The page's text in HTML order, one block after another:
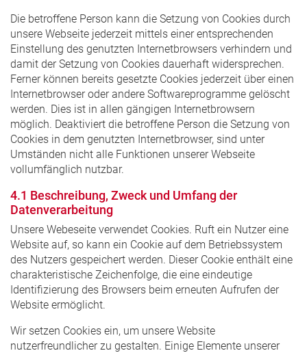
Die betroffene Person kann die Setzung von Cookies durch
unsere Webseite jederzeit mittels einer entsprechenden
Einstellung des genutzten Internetbrowsers verhindern und
damit der Setzung von Cookies dauerhaft widersprechen.
Ferner können bereits gesetzte Cookies jederzeit über einen
Internetbrowser oder andere Softwareprogramme gelöscht
werden. Dies ist in allen gängigen Internetbrowsern
möglich. Deaktiviert die betroffene Person die Setzung von
Cookies in dem genutzten Internetbrowser, sind unter
Umständen nicht alle Funktionen unserer Webseite
vollumfänglich nutzbar.
4.1 Beschreibung, Zweck und Umfang der
Datenverarbeitung
Unsere Webeseite verwendet Cookies. Ruft ein Nutzer eine
Website auf, so kann ein Cookie auf dem Betriebssystem
des Nutzers gespeichert werden. Dieser Cookie enthält eine
charakteristische Zeichenfolge, die eine eindeutige
Identifizierung des Browsers beim erneuten Aufrufen der
Website ermöglicht.
Wir setzen Cookies ein, um unsere Website
nutzerfreundlicher zu gestalten. Einige Elemente unserer